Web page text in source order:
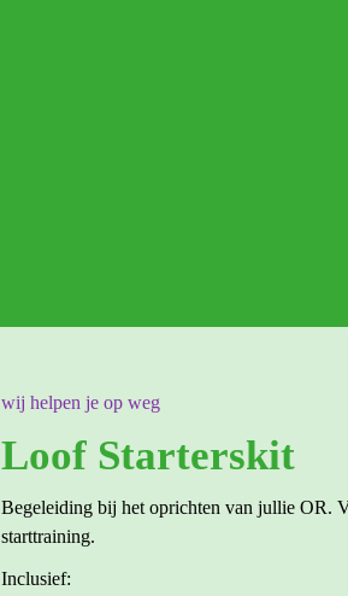
wij helpen je op weg
Loof Starterskit
Begeleiding bij het oprichten van jullie OR.
starttraining.
Inclusief: